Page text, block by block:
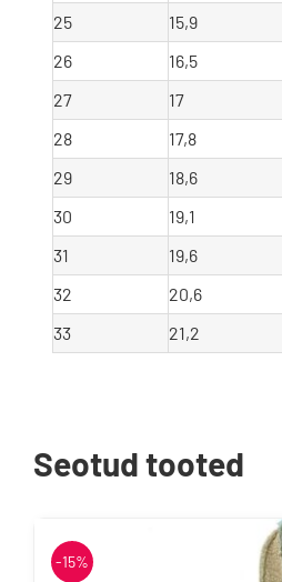
25
15,9
26
16,5
27
17
28
17,8
29
18,6
30
19,1
31
19,6
32
20,6
33
21,2
Seotud tooted
-15%